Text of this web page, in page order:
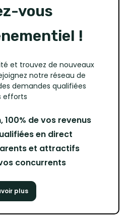
vous
!
et trouvez de nouveaux
notre réseau de
demandes qualifiées
efforts
100% de vos revenus
en direct
et attractifs
concurrents
plus